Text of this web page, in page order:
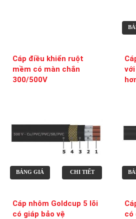
Cáp điều khiển ruột
mềm có màn chắn
300/500V
BẢNG GIÁ CHI TIẾT
Cáp nhôm Goldcup 5 lõi
có giáp bảo vệ
có